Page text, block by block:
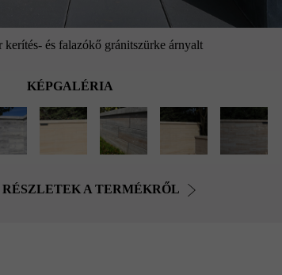
kerítés- és falazókő gránitszürke árnyalt
KÉPGALÉRIA
A TERMÉKRŐL